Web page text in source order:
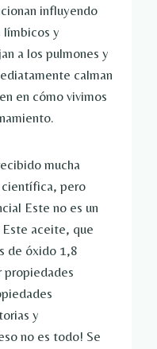
influyendo
límbicos y
a los pulmones y
calman
en cómo vivimos
mucha
científica, pero
Este no es un
aceite, que
de óxido 1,8
propiedades
y
no es todo! Se